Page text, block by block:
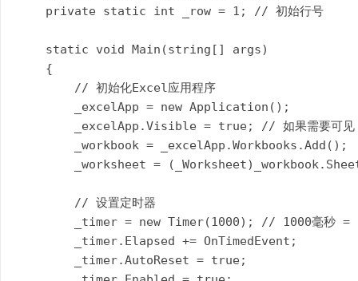
    private static int _row = 1; // 初始行号
    static void Main(string[] args)
    {
        // 初始化Excel应用程序
        _excelApp = new Application();
_excelApp.Visible = true; // 如果需要可
        _workbook = _excelApp.Workbooks.Add();
_worksheet =
        // 设置定时器
_timer = new Timer(1000); // 1000毫秒
        _timer.Elapsed += OnTimedEvent;
        _timer.AutoReset = true;